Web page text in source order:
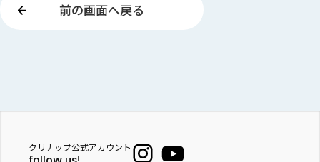
前の画面へ戻る
クリナップ公式アカウント